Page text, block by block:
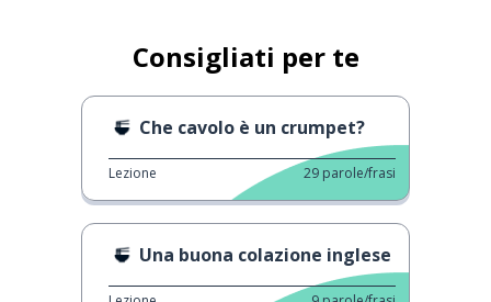
Consigliati per te
Che cavolo è un crumpet?
Lezione 29 parole/frasi
Una buona colazione inglese